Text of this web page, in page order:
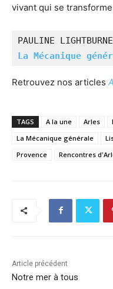
vivant qui se transforme
PAULINE LIGHTBURNE
La Mécanique
Retrouvez nos articles
TAGS A la une Arles
La Mécanique générale
Provence
Rencontres
Article précédent
Notre mer à tous